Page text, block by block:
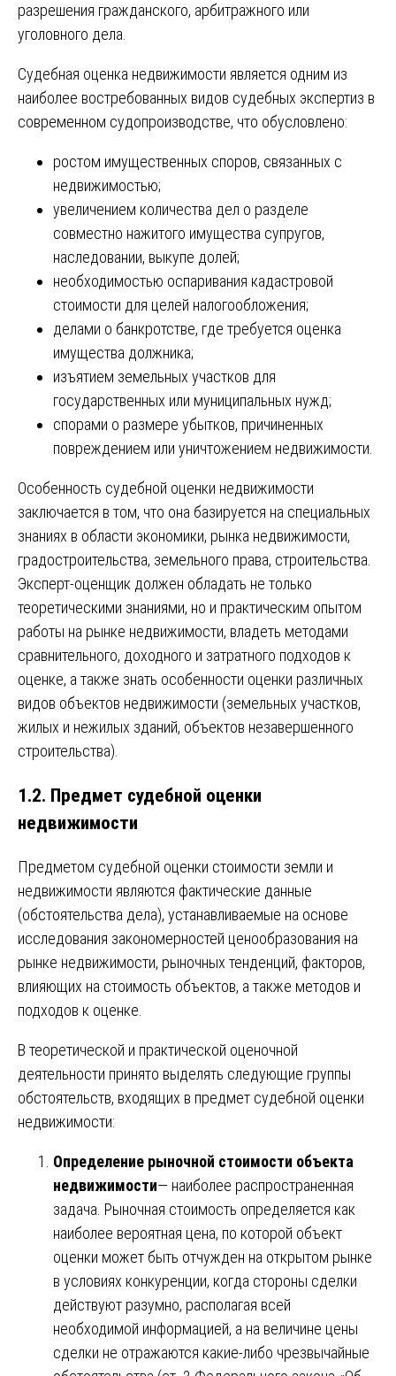
разрешения гражданского, арбитражного или
уголовного дела.
Судебная оценка недвижимости является одним из
наиболее востребованных видов судебных экспертиз в
современном судопроизводстве, что обусловлено:
ростом имущественных споров, связанных с
недвижимостью;
увеличением количества дел о разделе
совместно нажитого имущества супругов,
наследовании, выкупе долей;
необходимостью оспаривания кадастровой
стоимости для целей налогообложения;
делами о банкротстве, где требуется оценка
имущества должника;
изъятием земельных участков для
государственных или муниципальных нужд;
спорами о размере убытков, причиненных
повреждением или уничтожением недвижимости.
Особенность судебной оценки недвижимости
заключается в том, что она базируется на специальных
знаниях в области экономики, рынка недвижимости,
градостроительства, земельного права, строительства.
Эксперт-оценщик должен обладать не только
теоретическими знаниями, но и практическим опытом
работы на рынке недвижимости, владеть методами
сравнительного, доходного и затратного подходов к
оценке, а также знать особенности оценки различных
видов объектов недвижимости (земельных участков,
жилых и нежилых зданий, объектов незавершенного
строительства).
1.2. Предмет судебной оценки
недвижимости
Предметом судебной оценки стоимости земли и
недвижимости являются фактические данные
(обстоятельства дела), устанавливаемые на основе
исследования закономерностей ценообразования на
рынке недвижимости, рыночных тенденций, факторов,
влияющих на стоимость объектов, а также методов и
подходов к оценке.
В теоретической и практической оценочной
деятельности принято выделять следующие группы
обстоятельств, входящих в предмет судебной оценки
недвижимости:
Определение рыночной стоимости объекта
недвижимости— наиболее распространенная
задача. Рыночная стоимость определяется как
наиболее вероятная цена, по которой объект
оценки может быть отчужден на открытом рынке
в условиях конкуренции, когда стороны сделки
действуют разумно, располагая всей
необходимой информацией, а на величине цены
сделки не отражаются какие-либо чрезвычайные